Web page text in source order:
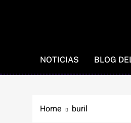
NOTICIAS BLOG
Home buril